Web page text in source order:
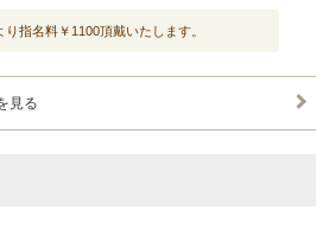
り指名料￥1100頂戴いたします。
見る